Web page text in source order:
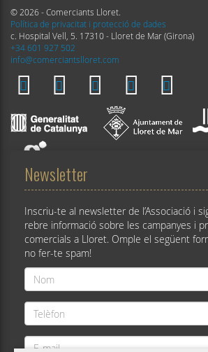
© 2026 - Comerciants Lloret.
Política de privacitat i protecció de dades
c. Hospital Vell, 5. 17310 - Lloret de Mar (Girona)
+34 601 927 502
info@comerciantslloret.com
Newsletter
Inscriu-te al newsletter de l’Associació i
rebre informació sobre les campanyes i
comercials a Lloret. Omple el següent
no fer-te spam!
Nom
*
Telèfon
*
E-